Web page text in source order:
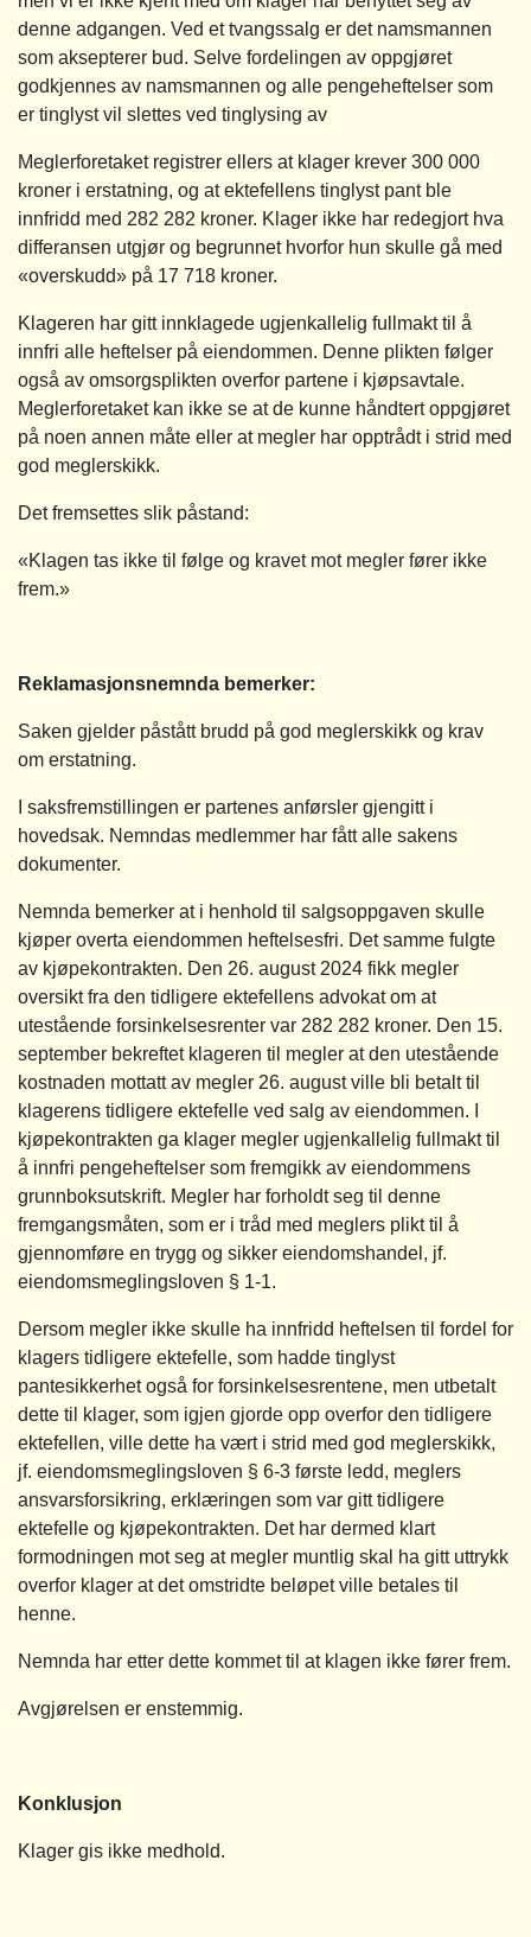
denne adgangen. Ved et tvangssalg er det namsmannen
som aksepterer bud. Selve fordelingen av oppgjøret
godkjennes av namsmannen og alle pengeheftelser som
er tinglyst vil slettes ved tinglysing av
Meglerforetaket registrer ellers at klager krever 300 000
kroner i erstatning, og at ektefellens tinglyst pant ble
innfridd med 282 282 kroner. Klager ikke har redegjort hva
differansen utgjør og begrunnet hvorfor hun skulle gå med
«overskudd» på 17 718 kroner.
Klageren har gitt innklagede ugjenkallelig fullmakt til å
innfri alle heftelser på eiendommen. Denne plikten følger
også av omsorgsplikten overfor partene i kjøpsavtale.
Meglerforetaket kan ikke se at de kunne håndtert oppgjøret
på noen annen måte eller at megler har opptrådt i strid med
god meglerskikk.
Det fremsettes slik påstand:
«Klagen tas ikke til følge og kravet mot megler fører ikke
frem.»
Reklamasjonsnemnda bemerker:
Saken gjelder påstått brudd på god meglerskikk og krav
om erstatning.
I saksfremstillingen er partenes anførsler gjengitt i
hovedsak. Nemndas medlemmer har fått alle sakens
dokumenter.
Nemnda bemerker at i henhold til salgsoppgaven skulle
kjøper overta eiendommen heftelsesfri. Det samme fulgte
av kjøpekontrakten. Den 26. august 2024 fikk megler
oversikt fra den tidligere ektefellens advokat om at
utestående forsinkelsesrenter var 282 282 kroner. Den 15.
september bekreftet klageren til megler at den utestående
kostnaden mottatt av megler 26. august ville bli betalt til
klagerens tidligere ektefelle ved salg av eiendommen. I
kjøpekontrakten ga klager megler ugjenkallelig fullmakt til
å innfri pengeheftelser som fremgikk av eiendommens
grunnboksutskrift. Megler har forholdt seg til denne
fremgangsmåten, som er i tråd med meglers plikt til å
gjennomføre en trygg og sikker eiendomshandel, jf.
eiendomsmeglingsloven § 1-1.
Dersom megler ikke skulle ha innfridd heftelsen til fordel for
klagers tidligere ektefelle, som hadde tinglyst
pantesikkerhet også for forsinkelsesrentene, men utbetalt
dette til klager, som igjen gjorde opp overfor den tidligere
ektefellen, ville dette ha vært i strid med god meglerskikk,
jf. eiendomsmeglingsloven § 6-3 første ledd, meglers
ansvarsforsikring, erklæringen som var gitt tidligere
ektefelle og kjøpekontrakten. Det har dermed klart
formodningen mot seg at megler muntlig skal ha gitt uttrykk
overfor klager at det omstridte beløpet ville betales til
henne.
Nemnda har etter dette kommet til at klagen ikke fører frem.
Avgjørelsen er enstemmig.
Konklusjon
Klager gis ikke medhold.